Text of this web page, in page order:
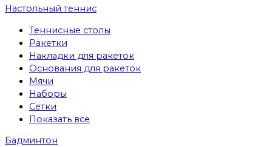
Настольный теннис
Теннисные столы
Ракетки
Накладки для ракеток
Основания для ракеток
Мячи
Наборы
Сетки
Показать все
Бадминтон